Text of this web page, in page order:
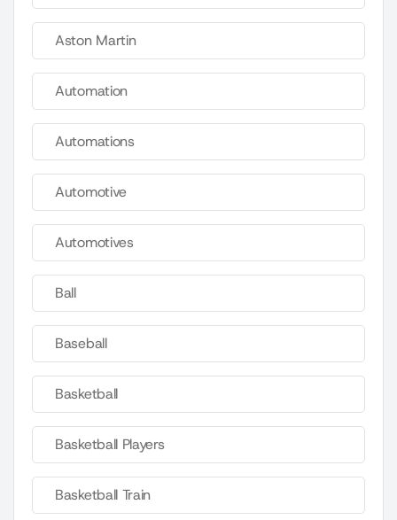
Aston Martin
Automation
Automations
Automotive
Automotives
Ball
Baseball
Basketball
Basketball Players
Basketball Train